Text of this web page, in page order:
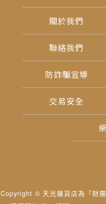
關於我們
聯絡我們
防詐騙宣導
交易安全
Copyright © 天光雜貨店為「財